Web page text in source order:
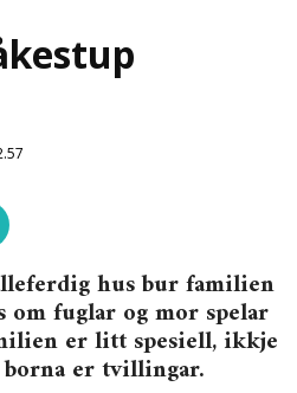
hus bur familien
om fuglar og mor spelar
er litt spesiell, ikkje
er tvillingar.